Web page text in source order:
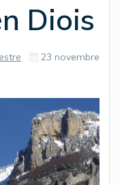
Diois
23 novembre